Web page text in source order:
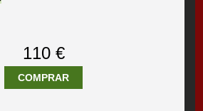
110 €
COMPRAR